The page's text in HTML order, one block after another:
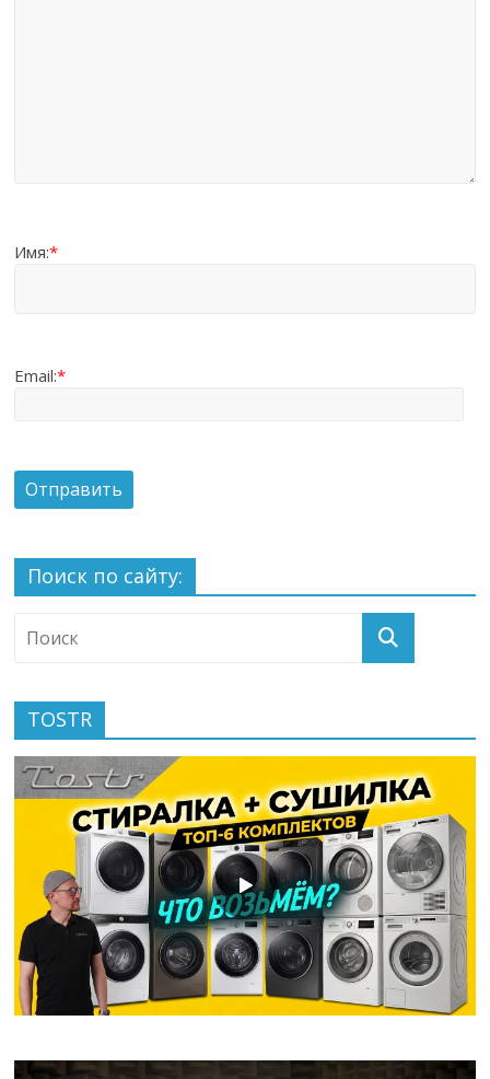
Имя:*
Email:*
Поиск по сайту:
TOSTR